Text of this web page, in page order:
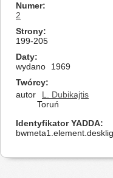
Numer
2
Strony
199-205
Daty
wydano
1969
Twórcy
autor
L. Dubikajtis
Toruń
Identyfikator YADDA